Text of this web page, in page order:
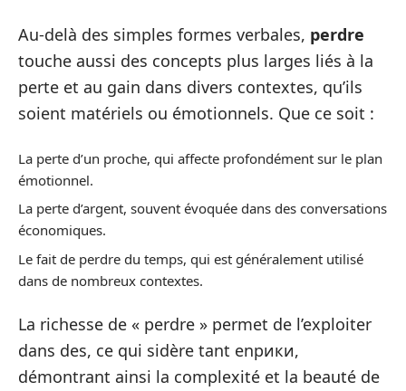
Au-delà des simples formes verbales, perdre
touche aussi des concepts plus larges liés à la
perte et au gain dans divers contextes, qu’ils
soient matériels ou émotionnels. Que ce soit :
La perte d’un proche, qui affecte profondément sur le plan
émotionnel.
La perte d’argent, souvent évoquée dans des conversations
économiques.
Le fait de perdre du temps, qui est généralement utilisé
dans de nombreux contextes.
La richesse de « perdre » permet de l’exploiter
dans des, ce qui sidère tant enрики,
démontrant ainsi la complexité et la beauté de